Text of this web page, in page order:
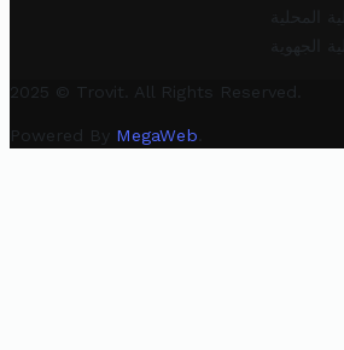
المحلية
الجهوية
2025 © Trovit. All Rights Reserved.
Powered By MegaWeb